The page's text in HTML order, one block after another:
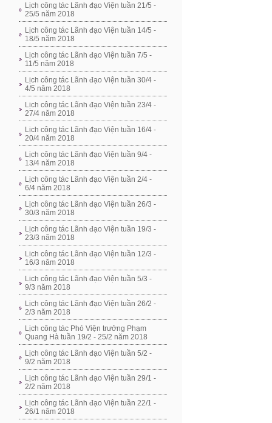
Lịch công tác Lãnh đạo Viện tuần 21/5 -
25/5 năm 2018
Lịch công tác Lãnh đạo Viện tuần 14/5 -
18/5 năm 2018
Lịch công tác Lãnh đạo Viện tuần 7/5 -
11/5 năm 2018
Lịch công tác Lãnh đạo Viện tuần 30/4 -
4/5 năm 2018
Lịch công tác Lãnh đạo Viện tuần 23/4 -
27/4 năm 2018
Lịch công tác Lãnh đạo Viện tuần 16/4 -
20/4 năm 2018
Lịch công tác Lãnh đạo Viện tuần 9/4 -
13/4 năm 2018
Lịch công tác Lãnh đạo Viện tuần 2/4 -
6/4 năm 2018
Lịch công tác Lãnh đạo Viện tuần 26/3 -
30/3 năm 2018
Lịch công tác Lãnh đạo Viện tuần 19/3 -
23/3 năm 2018
Lịch công tác Lãnh đạo Viện tuần 12/3 -
16/3 năm 2018
Lịch công tác Lãnh đạo Viện tuần 5/3 -
9/3 năm 2018
Lịch công tác Lãnh đạo Viện tuần 26/2 -
2/3 năm 2018
Lịch công tác Phó Viện trưởng Phạm
Quang Hà tuần 19/2 - 25/2 năm 2018
Lịch công tác Lãnh đạo Viện tuần 5/2 -
9/2 năm 2018
Lịch công tác Lãnh đạo Viện tuần 29/1 -
2/2 năm 2018
Lịch công tác Lãnh đạo Viện tuần 22/1 -
26/1 năm 2018